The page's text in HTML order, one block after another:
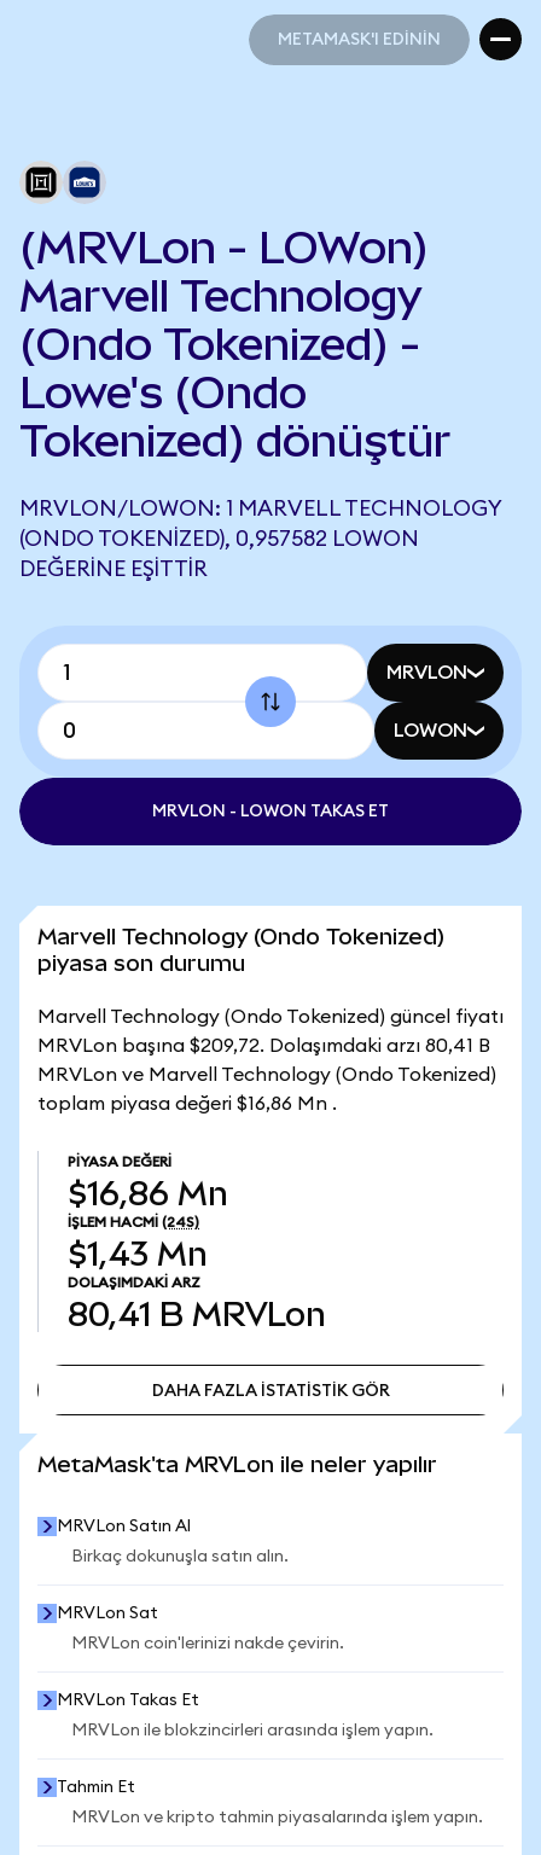
METAMASK'I EDİNİN
(MRVLon - LOWon)
Marvell Technology
(Ondo Tokenized) -
Lowe's (Ondo
Tokenized) dönüştür
MRVLON/LOWON: 1 MARVELL TECHNOLOGY
(ONDO TOKENIZED), 0,957582 LOWON
DEĞERINE EŞITTIR
MRVLON
LOWON
MRVLON - LOWON TAKAS ET
Marvell Technology (Ondo Tokenized)
piyasa son durumu
Marvell Technology (Ondo Tokenized) güncel fiyatı
MRVLon başına $209,72. Dolaşımdaki arzı 80,41 B
MRVLon ve Marvell Technology (Ondo Tokenized)
toplam piyasa değeri $16,86 Mn .
PIYASA DEĞERI
$16,86 Mn
İŞLEM HACMI (24S)
$1,43 Mn
DOLAŞIMDAKI ARZ
80,41 B MRVLon
DAHA FAZLA İSTATİSTİK GÖR
MetaMask'ta MRVLon ile neler yapılır
MRVLon Satın Al
Birkaç dokunuşla satın alın.
MRVLon Sat
MRVLon coin'lerinizi nakde çevirin.
MRVLon Takas Et
MRVLon ile blokzincirleri arasında işlem yapın.
Tahmin Et
MRVLon ve kripto tahmin piyasalarında işlem yapın.